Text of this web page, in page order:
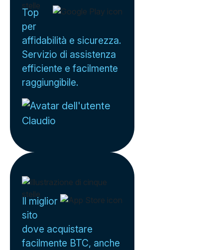
Top
per
affidabilità e sicurezza.
Servizio di assistenza
efficiente e facilmente
raggiungibile.
Claudio
Il miglior
sito
dove acquistare
facilmente BTC, anche